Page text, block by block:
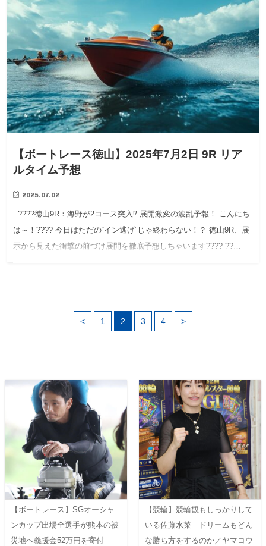
【ボートレース徳山】2025年7月2日 9R リア
ルタイム予想
2025.07.02
????徳山9R：海野が2コース突入⁉ 展開激変の波乱予報！ こんにち
は～！???? 今日はただの“イン逃げ”じゃ終わらない！？ 徳山9R、展
示から見えた衝撃の前づけ展開を徹底予想しちゃいます???? ??…
< 1 2 3 4 >
【ボートレース】SGオーシャ
ンカップ出場全選手が熊本の被
災地へ義援金52万円を寄付
【競輪】競輪観もしっかりして
いる佐藤水菜 ドリームもどん
な勝ち方をするのか／ヤマコウ